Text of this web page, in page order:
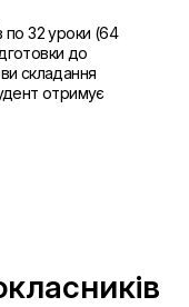
по 32 уроки (64
до
складання
отримує